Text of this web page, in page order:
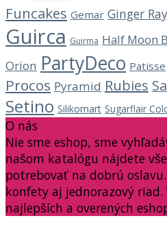
Funcakes Gemar Ginger Ray
Guirca Guirma Half Moon
Orion PartyDeco Patisse
Procos Pyramid Rubies
Setino Silikomart Sugarflair
O nás
Nie sme eshop, sme
našom katalógu nájdete
potrebovať na dobrú
konfety aj jednorazový riad.
najlepších a overených